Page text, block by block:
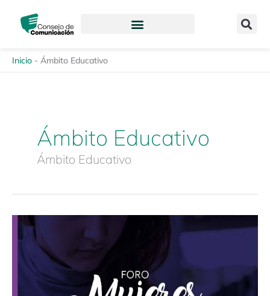
contenido
Inicio - Ámbito Educativo
Ámbito Educativo
Ámbito Educativo
Mujeres
Academia
«Profesionalización